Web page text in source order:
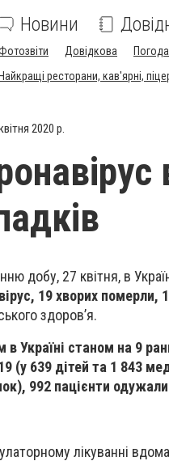
Новини
Довідкова Погода
Найкращі ресторани, кав'ярні,
2020 р.
добу, 27 квітня, в
19 хворих померли,
здоров’я.
в Україні станом на 9
(у 639 дітей та 1 843
992 пацієнти
лікуванні